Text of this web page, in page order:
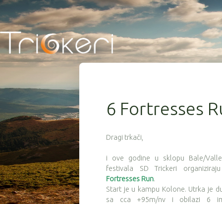
6 Fortresses
Dragi trkači,
i ove godine u sklopu Bale/
festivala SD Trickeri
Fortresses Run.
Start je u kampu Kolone. Utrka je
sa cca +95m/nv i obilazi 6